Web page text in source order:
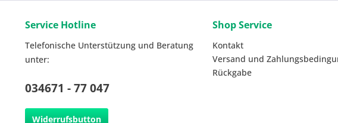
Service Hotline
Telefonische Unterstützung und Beratung
unter:
034671 - 77 047
Widerrufsbutton
Shop Service
Kontakt
Versand und
Rückgabe